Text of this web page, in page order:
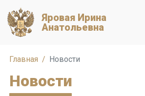
Яровая Ирина
Анатольевна
Главная Новости
Новости